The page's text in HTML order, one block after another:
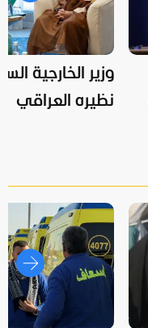
وزير الخارجية
نظيره العراقي